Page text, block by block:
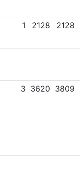
1 2128 2128
3 3620 3809